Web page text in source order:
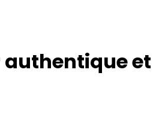
et